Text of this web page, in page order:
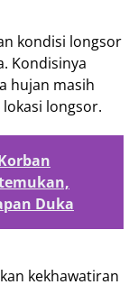
kondisi longsor
Kondisinya
hujan masih
longsor.
Duka
kekhawatiran